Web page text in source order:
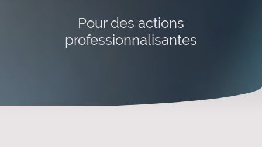
Pour des actions
professionnalisantes